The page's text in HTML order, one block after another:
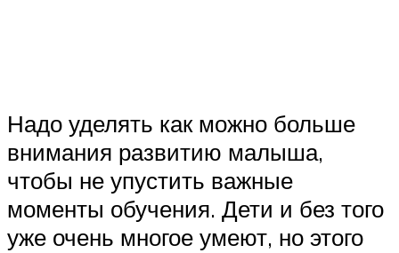
Надо уделять как можно больше
внимания развитию малыша,
чтобы не упустить важные
моменты обучения. Дети и без того
уже очень многое умеют, но этого